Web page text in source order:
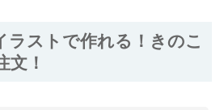
ラストで作れる！きのこ
文！